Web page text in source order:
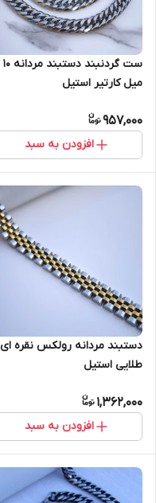
ست گردنبند دستبند مردانه ۱۰
میل کارتیر استیل
957,000
افزودن به سبد
دستبند مردانه رولکس نقره ای
طلایی استیل
1,362,000
افزودن به سبد